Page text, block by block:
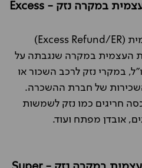
ביטוח החזר השתתפות עצמית במקרה נזק - Excess
ביטוח החזר השתתפות עצמית (Excess Refund/ER)
העצמית במקרה שנגבתה על
במקרי נזק לרכב השכור או
השכירות של חברת ההשכרה.
חריגים כמו נזק לשמשות
אובדן מפתח ועוד.